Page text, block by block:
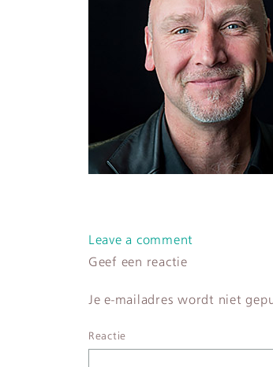
Leave a comment
Geef een reactie
Je e-mailadres wordt niet
Reactie